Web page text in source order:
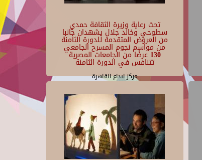
تحت رعاية وزيرة الثقافة حمدي
سطوحي وخالد جلال يشهدان جانبا
من العروض المتقدمة للدورة الثامنة
من مواسم نجوم المسرح الجامعي
130 عرضًا من الجامعات المصرية
تتنافس في الدورة الثامنة
مركز ابداع القاهرة